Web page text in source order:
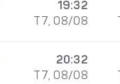
19:32
T7, 08/08
20:32
T7, 08/08